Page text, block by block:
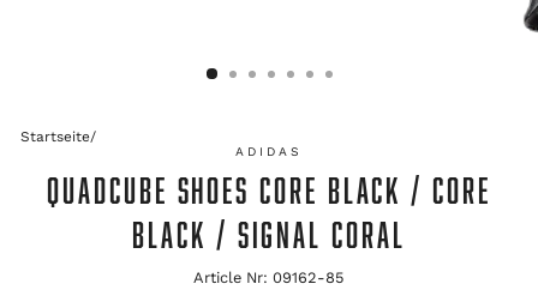
Startseite/
ADIDAS
QUADCUBE SHOES CORE BLACK / CORE
BLACK / SIGNAL CORAL
Article Nr: 09162-85